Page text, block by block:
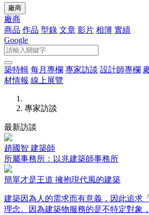
廠商
廠商
商品 作品 型錄 文章 影片 相簿 實績
Google
築特輯 每月專欄 專家訪談 設計師專欄
材情報 線上展覽
專家訪談
最新訪談
趙國智 建築師
所屬事務所：以兆建築師事務所
簡單才是王道 擁抱現代風的建築
建築因為人的需求而有意義，因此追求
理念。因為建築物服務的是不特定對象